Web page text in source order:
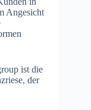
Angesicht
ist die
der